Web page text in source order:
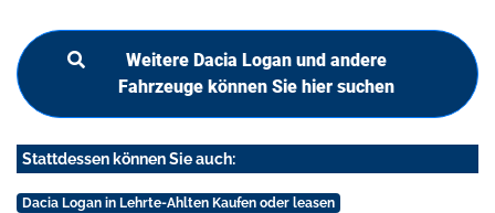
Weitere Dacia Logan und andere
Fahrzeuge können Sie hier suchen
Stattdessen können Sie auch:
Dacia Logan in Lehrte-Ahlten Kaufen oder leasen